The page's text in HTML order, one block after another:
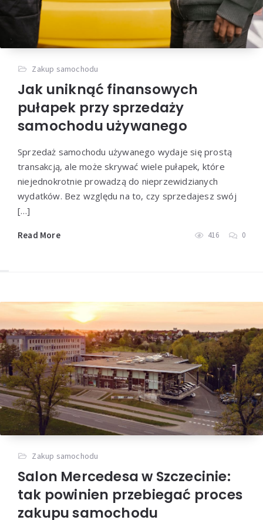
Zakup samochodu
Jak uniknąć finansowych
pułapek przy sprzedaży
samochodu używanego
Sprzedaż samochodu używanego wydaje się prostą
transakcją, ale może skrywać wiele pułapek, które
niejednokrotnie prowadzą do nieprzewidzianych
wydatków. Bez względu na to, czy sprzedajesz swój
[…]
Read More 416 0
Zakup samochodu
Salon Mercedesa w Szczecinie:
tak powinien przebiegać proces
zakupu samochodu